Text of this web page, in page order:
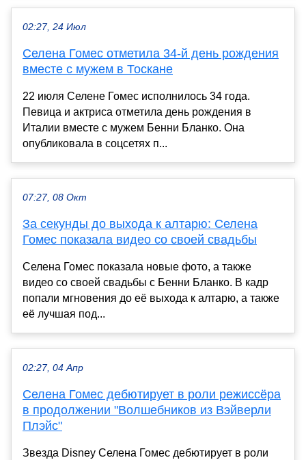
02:27, 24 Июл
Селена Гомес отметила 34-й день рождения
вместе с мужем в Тоскане
22 июля Селене Гомес исполнилось 34 года.
Певица и актриса отметила день рождения в
Италии вместе с мужем Бенни Бланко. Она
опубликовала в соцсетях п...
07:27, 08 Окт
За секунды до выхода к алтарю: Селена
Гомес показала видео со своей свадьбы
Селена Гомес показала новые фото, а также
видео со своей свадьбы с Бенни Бланко. В кадр
попали мгновения до её выхода к алтарю, а также
её лучшая под...
02:27, 04 Апр
Селена Гомес дебютирует в роли режиссёра
в продолжении "Волшебников из Вэйверли
Плэйс"
Звезда Disney Селена Гомес дебютирует в роли